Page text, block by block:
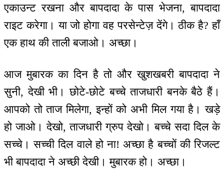
एकाउन्ट रखना और बापदादा के पास भेजना, बापदादा
राइट करेगा। या जो होगा वह परसेन्टेज़ देंगे। ठीक है? हाँ
एक हाथ की ताली बजाओ। अच्छा।
आज मुबारक का दिन है तो और खुशखबरी बापदादा ने
सुनी, देखी भी। छोटे-छोटे बच्चे ताजधारी बनके बैठे हैं।
आपको तो ताज मिलेगा, इन्हों को अभी मिल गया है। खड़े
हो जाओ। देखो, ताजधारी ग्रुप देखो। बच्चे सदा दिल के
सच्चे। सच्ची दिल वाले हो ना! अच्छा है बच्चों की रिजल्ट
भी बापदादा ने अच्छी देखी। मुबारक हो। अच्छा।